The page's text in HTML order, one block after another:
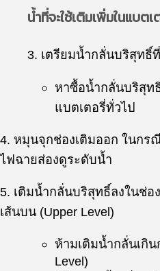
น้ำที่จะใช้เติมเพิ่มในแบตเ
3. เตรียมน้ำกลั่นบริสุทธิ์
หาซื้อน้ำกลั่นบริสุท
แบตเตอรี่ทั่วไป
4. หมุนจุกช่องเติมออก ในกร
ไฟฉายส่องดูระดับน้
5. เติมน้ำกลั่นบริสุทธิ์ลงในช่อ
เส้นบน (Upper Level)
ห้ามเติมน้ำกลั่นเกิ
Level)